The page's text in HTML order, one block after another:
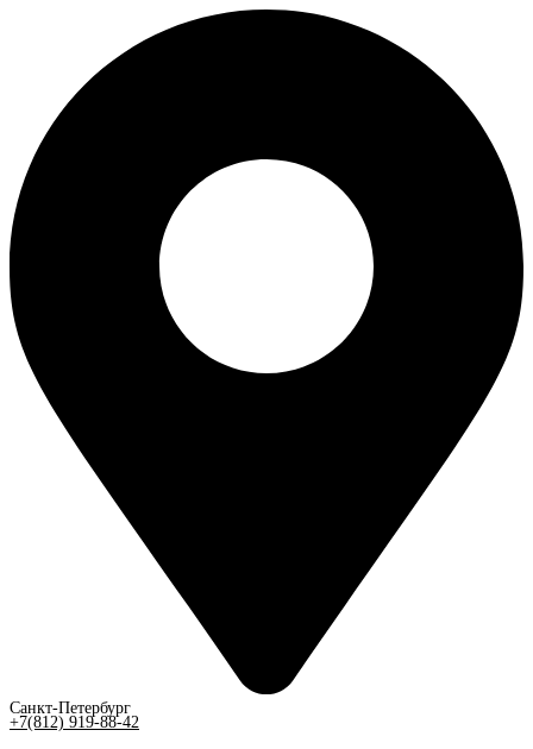
Санкт-Петербург
+7(812) 919-88-42